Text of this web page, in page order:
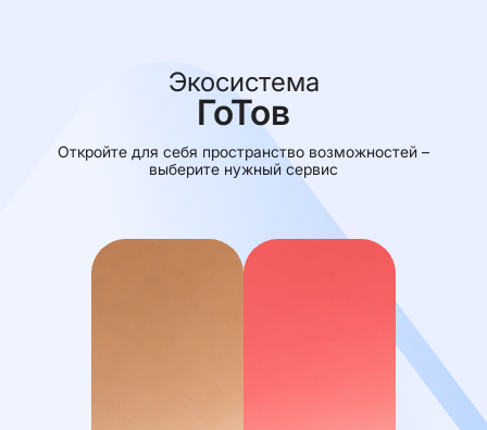
старались сохранить еврейскую искру. В
архиве общины хранятся уникальные
документы о еврейской жизни в советский
Возрождение общины
когда ситуация изменилась
и государство начало поддерживать
возрождение религиозной жизни,
еврейская община Казани пережила
подлинное возрождение - как в
Символом этого возрождения стало
поистине историческое событие. Много сил
Экосистема
ГоТов
Откройте для себя пространство возможностей –
выберите нужный сервис